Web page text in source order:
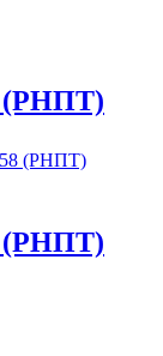
(РНПТ)
(РНПТ)